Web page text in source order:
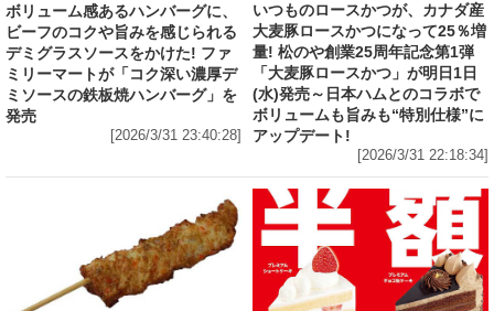
ボリューム感あるハンバーグに、
ビーフのコクや旨みを感じられる
デミグラスソースをかけた! ファ
ミリーマートが「コク深い濃厚デ
ミソースの鉄板焼ハンバーグ」を
発売
[2026/3/31 23:40:28]
いつものロースかつが、カナダ産
大麦豚ロースかつになって25％増
量! 松のや創業25周年記念第1弾
「大麦豚ロースかつ」が明日1日
(水)発売～日本ハムとのコラボで
ボリュームも旨みも“特別仕様”に
アップデート!
[2026/3/31 22:18:34]